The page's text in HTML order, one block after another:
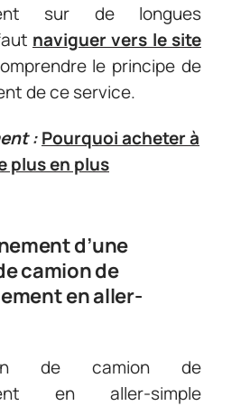
sur de longues
naviguer vers le site
le principe de
de ce service.
:Pourquoi acheter à
plus en plus
d’une
camion de
en aller-
de camion de
en aller-simple